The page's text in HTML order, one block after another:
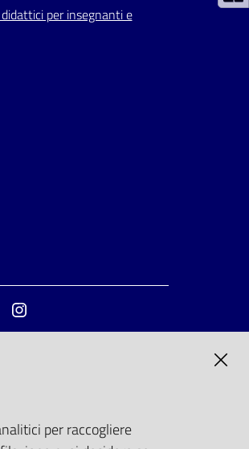
per insegnanti e
Youtube
per raccogliere